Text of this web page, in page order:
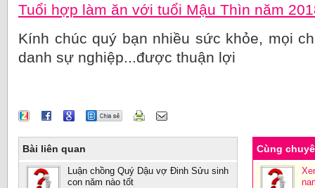
Tuổi hợp làm ăn với tuổi Mậu Thìn năm
Kính chúc quý bạn nhiều sức khỏe, mọi
danh sự nghiệp...được thuận lợi
Bài liên quan
Luận chồng Quý Dậu vợ Đinh Sửu sinh
con năm nào tốt
Cùng